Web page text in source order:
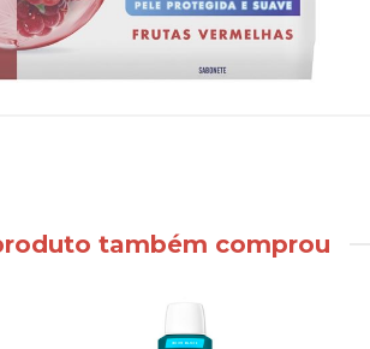
também comprou